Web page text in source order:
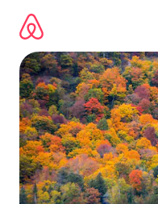
obsah.